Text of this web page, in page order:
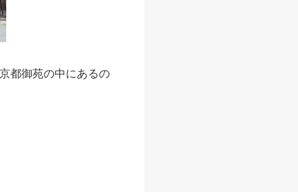
都御苑の中にあるの